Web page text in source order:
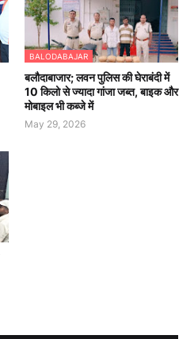
BALODABAJAR
बलौदाबाजार; लवन पुलिस की घेराबंदी में
10 किलो से ज्यादा गांजा जब्त, बाइक और
मोबाइल भी कब्जे में
May 29, 2026